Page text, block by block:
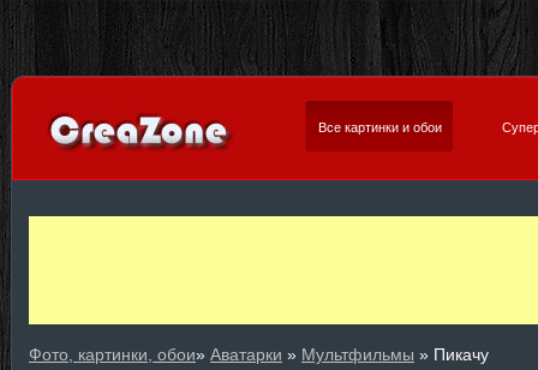
Все картинки и обои
Фото, картинки, обои» Аватарки » Мультфильмы » Пикачу